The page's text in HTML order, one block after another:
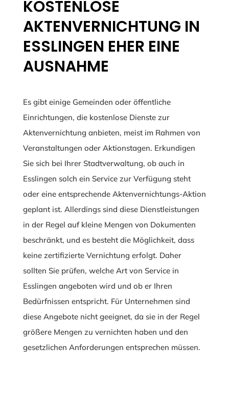
KOSTENLOSE
AKTENVERNICHTUNG IN
ESSLINGEN EHER EINE
AUSNAHME
Es gibt einige Gemeinden oder öffentliche
Einrichtungen, die kostenlose Dienste zur
Aktenvernichtung anbieten, meist im Rahmen von
Veranstaltungen oder Aktionstagen. Erkundigen
Sie sich bei Ihrer Stadtverwaltung, ob auch in
Esslingen solch ein Service zur Verfügung steht
oder eine entsprechende Aktenvernichtungs-Aktion
geplant ist. Allerdings sind diese Dienstleistungen
in der Regel auf kleine Mengen von Dokumenten
beschränkt, und es besteht die Möglichkeit, dass
keine zertifizierte Vernichtung erfolgt. Daher
sollten Sie prüfen, welche Art von Service in
Esslingen angeboten wird und ob er Ihren
Bedürfnissen entspricht. Für Unternehmen sind
diese Angebote nicht geeignet, da sie in der Regel
größere Mengen zu vernichten haben und den
gesetzlichen Anforderungen entsprechen müssen.